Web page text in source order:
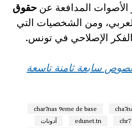
الأصوات المدافعة عن حقوق
ومن الشخصيات التي
الإصلاحي في تونس.
سابعة ثامنة تاسعة
char7nas 9eme de base
edunet.tn
آدونات